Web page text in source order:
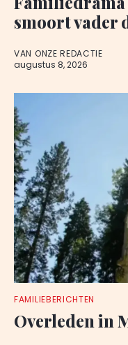
smoort vader
VAN ONZE REDACTIE
augustus 8, 2026
FAMILIEBERICHTEN
Overleden in